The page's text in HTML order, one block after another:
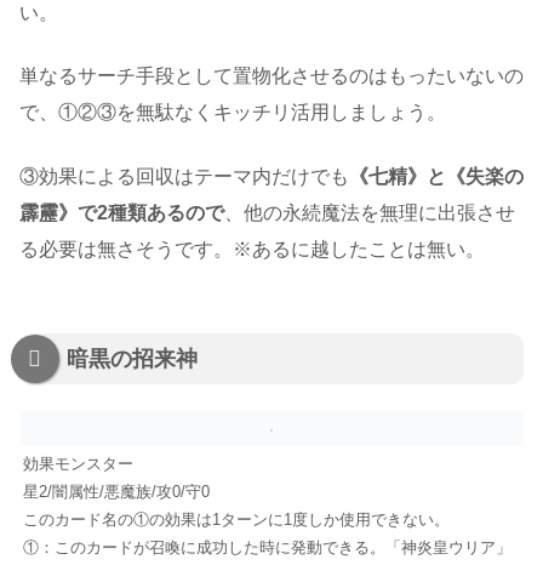
い。
単なるサーチ手段として置物化させるのはもったいないの
で、①②③を無駄なくキッチリ活用しましょう。
③効果による回収はテーマ内だけでも
《七精》と《失楽の
霹靂》で2種類あるので、他の永続魔法を無理に出張させ
る必要は無さそうです。※あるに越したことは無い。
暗黒の招来神
効果モンスター
星2/闇属性/悪魔族/攻0/守0
このカード名の①の効果は1ターンに1度しか使用できない。
①：このカードが召喚に成功した時に発動できる。「神炎皇ウリア」